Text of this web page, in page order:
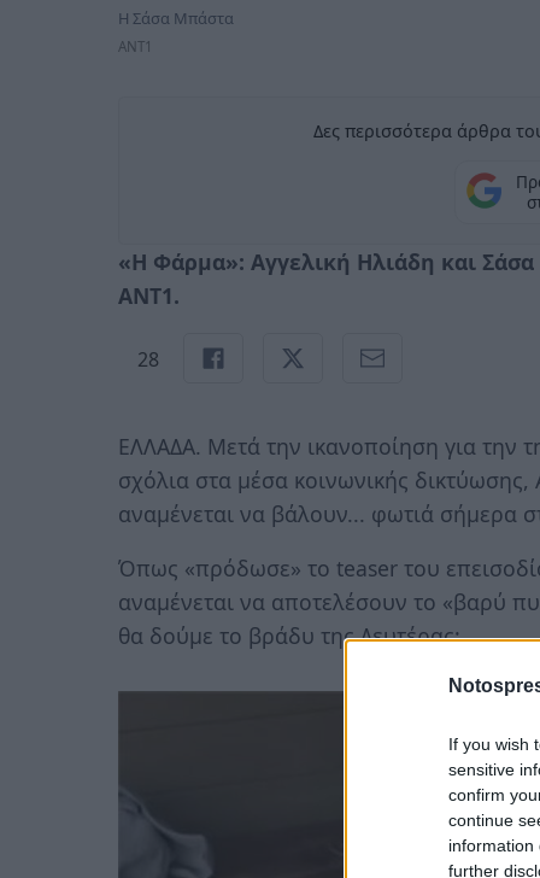
If you wish
sensitive
confirm
continue
information
further
Η Σάσα Μπάστα
ANT1
Δες περισσότερα άρθρα
«Η Φάρμα»: Αγγελική Ηλιάδη και
ANT1.
28
ΕΛΛΑΔΑ. Μετά την ικανοποίηση για την
σχόλια στα μέσα κοινωνικής
αναμένεται να βάλουν... φωτιά σήμερα
Όπως «πρόδωσε» το teaser του
αναμένεται να αποτελέσουν το «βαρύ
θα δούμε το βράδυ της Δευτέρας: